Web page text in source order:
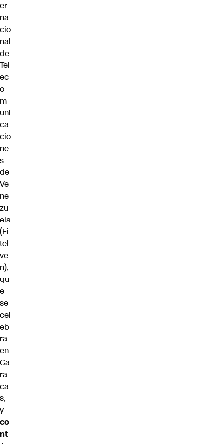
er
na
cio
nal
de
Tel
ec
o
m
uni
ca
cio
ne
s
de
Ve
ne
zu
ela
(Fi
tel
ve
n),
qu
e
se
cel
eb
ra
en
Ca
ra
ca
s,
y
co
nt